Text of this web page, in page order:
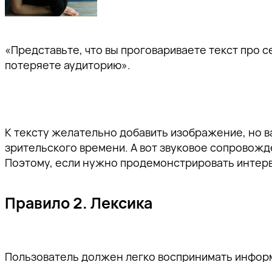
«Представьте, что вы проговариваете текст про
потеряете аудиторию».
К тексту желательно добавить изображение, но
зрительского времени. А вот звуковое
Поэтому, если нужно продемонстрировать
Правило 2. Лексика
Пользователь должен легко воспринимать